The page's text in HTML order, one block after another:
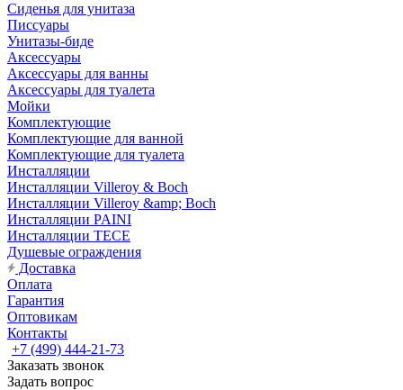
Сиденья для унитаза
Писсуары
Унитазы-биде
Аксессуары
Аксессуары для ванны
Аксессуары для туалета
Мойки
Комплектующие
Комплектующие для ванной
Комплектующие для туалета
Инсталляции
Инсталляции Villeroy & Boch
Инсталляции Villeroy &amp; Boch
Инсталляции PAINI
Инсталляции TECE
Душевые ограждения
Доставка
Оплата
Гарантия
Оптовикам
Контакты
+7 (499) 444-21-73
Заказать звонок
Задать вопрос